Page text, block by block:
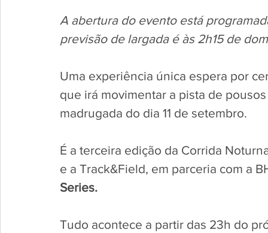
A abertura do evento está
previsão de largada é às 2h15 de
Uma experiência única espera por
que irá movimentar a pista de
madrugada do dia 11 de setembro.
É a terceira edição da Corrida
e a Track&Field, em parceria com a
Series.
Tudo acontece a partir das 23h do